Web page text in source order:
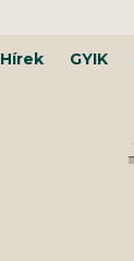
Hírek GYIK